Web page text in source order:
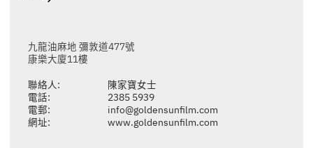
九龍油麻地 彌敦道477號
康樂大廈11樓
聯絡人:
陳家寶女士
電話:
2385 5939
電郵:
info@goldensunfilm.com
網址:
www.goldensunfilm.com